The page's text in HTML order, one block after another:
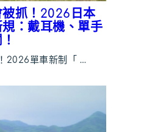
被抓！2026日本
：戴耳機、單手
2026單車新制「 …